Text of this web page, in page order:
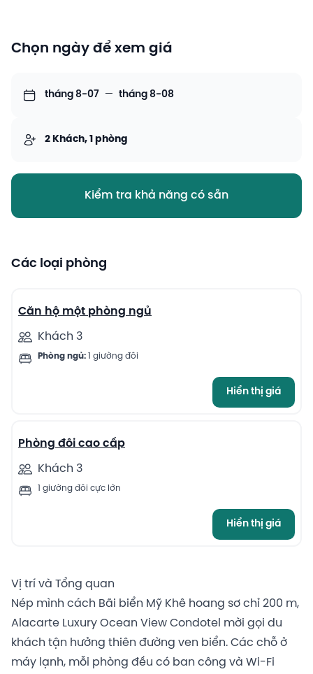
Chọn ngày để xem giá
tháng 8-07 — tháng 8-08
2 Khách, 1 phòng
Kiểm tra khả năng có sẵn
Các loại phòng
Căn hộ một phòng ngủ
Khách 3
Phòng ngủ: 1 giường đôi
Hiển thị giá
13
Phòng đôi cao cấp
Khách 3
1 giường đôi cực lớn
Hiển thị giá
Vị trí và Tổng quan
Nép mình cách Bãi biển Mỹ Khê hoang sơ chỉ 200 m,
Alacarte Luxury Ocean View Condotel mời gọi du
khách tận hưởng thiên đường ven biển. Các chỗ ở
máy lạnh, mỗi phòng đều có ban công và Wi-Fi